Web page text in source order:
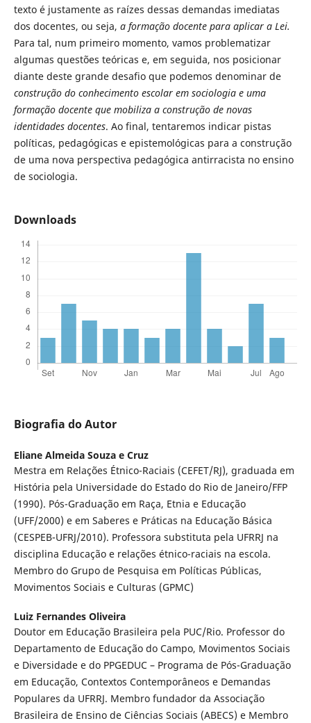
texto é justamente as raízes dessas demandas imediatas
dos docentes, ou seja, a formação docente para aplicar a Lei.
Para tal, num primeiro momento, vamos problematizar
algumas questões teóricas e, em seguida, nos posicionar
diante deste grande desafio que podemos denominar de
construção do conhecimento escolar em sociologia e uma
formação docente que mobiliza a construção de novas
identidades docentes. Ao final, tentaremos indicar pistas
políticas, pedagógicas e epistemológicas para a construção
de uma nova perspectiva pedagógica antirracista no ensino
de sociologia.
Downloads
Biografia do Autor
Eliane Almeida Souza e Cruz
Mestra em Relações Étnico-Raciais (CEFET/RJ), graduada em
História pela Universidade do Estado do Rio de Janeiro/FFP
(1990). Pós-Graduação em Raça, Etnia e Educação
(UFF/2000) e em Saberes e Práticas na Educação Básica
(CESPEB-UFRJ/2010). Professora substituta pela UFRRJ na
disciplina Educação e relações étnico-raciais na escola.
Membro do Grupo de Pesquisa em Políticas Públicas,
Movimentos Sociais e Culturas (GPMC)
Luiz Fernandes Oliveira
Doutor em Educação Brasileira pela PUC/Rio. Professor do
Departamento de Educação do Campo, Movimentos Sociais
e Diversidade e do PPGEDUC – Programa de Pós-Graduação
em Educação, Contextos Contemporâneos e Demandas
Populares da UFRRJ. Membro fundador da Associação
Brasileira de Ensino de Ciências Sociais (ABECS) e Membro